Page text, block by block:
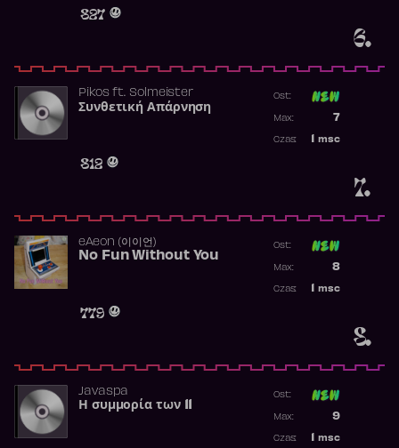
6.
827
7.
Pikosft. Solmeister
Συνθετική Απάρνηση
812
Ost:
7
Max:
msc
Czas:
8.
​eAeon (이이언)
No Fun Without You
779
Ost:
8
Max:
msc
Czas:
Javaspa
Η συμμορία των 11
Ost:
9
Max:
msc
Czas: